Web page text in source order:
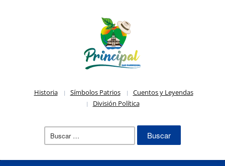
Historia Símbolos Patrios
Cuentos y Leyendas
División Política
Buscar: